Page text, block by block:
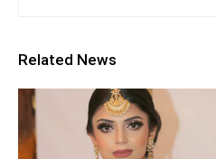
Related News